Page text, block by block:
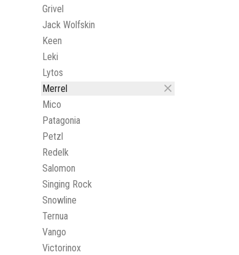
Grivel
Jack Wolfskin
Keen
Leki
Lytos
Merrel
Mico
Patagonia
Petzl
Redelk
Salomon
Singing Rock
Snowline
Ternua
Vango
Victorinox